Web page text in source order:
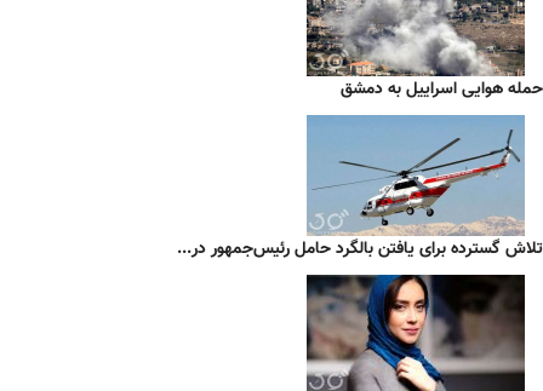
حمله هوایی اسراییل به دمشق
تلاش گسترده برای یافتن بالگرد حامل رئیس‌جمهور در...